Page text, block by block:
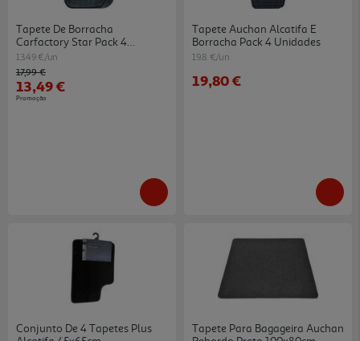
Tapete De Borracha
Carfactory Star Pack 4
Unidades
13.49 €/un
Price reduced from
17,99 €to
13,49 €
Promoção
Tapete Auchan Alcatifa E
Borracha Pack 4 Unidades
19.8 €/un
19,80 €
Conjunto De 4 Tapetes Plus
Tapete Para Bagageira Auchan